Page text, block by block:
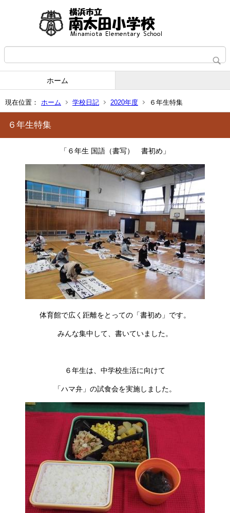
ホーム
現在位置： ホーム 学校日記 2020年度 ６年生特集
６年生特集
「６年生 国語（書写） 書初め」
体育館で広く距離をとっての「書初め」です。
みんな集中して、書いていました。
６年生は、中学校生活に向けて
「ハマ弁」の試食会を実施しました。